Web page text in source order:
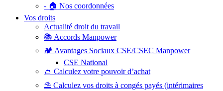
- 🏠 Nos coordonnées
Vos droits
Actualité droit du travail
📚 Accords Manpower
🏕️ Avantages Sociaux CSE/CSEC Manpower
CSE National
👛 Calculez votre pouvoir d’achat
⛱️ Calculez vos droits à congés payés (intérimaires